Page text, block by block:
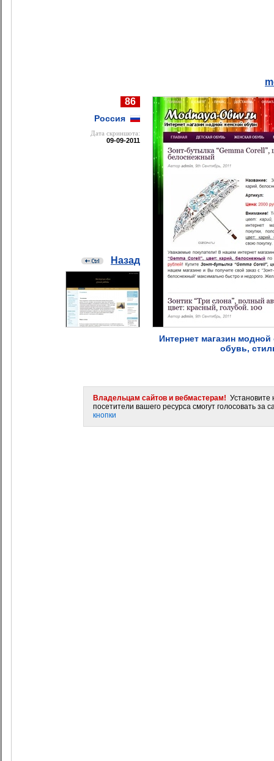
86
Россия
Дата cкриншота:
09-09-2011
Назад
Интернет магазин
обувь,
Владельцам сайтов и вебмастерам! Установите
посетители вашего ресурса смогут голосовать за
кнопки